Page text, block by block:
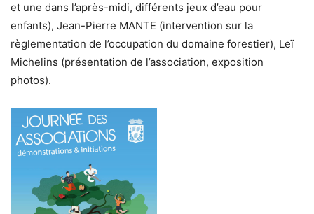
et une dans l’après-midi, différents jeux d’eau pour
enfants), Jean-Pierre MANTE (intervention sur la
règlementation de l’occupation du domaine forestier), Leï
Michelins (présentation de l’association, exposition
photos).